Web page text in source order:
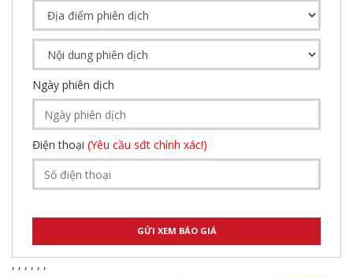
Ngày phiên dịch
Điện thoại (Yêu cầu sđt chính xác!)
, , , , , ,